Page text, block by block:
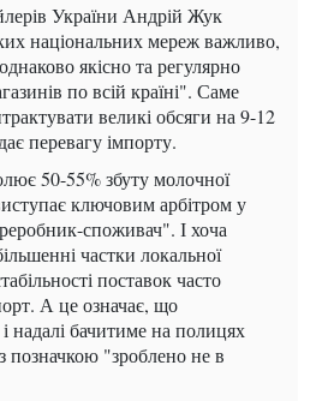
України Андрій Жук
національних мереж важливо,
якісно та регулярно
по всій країні". Саме
великі обсяги на 9-12
перевагу імпорту.
50-55% збуту молочної
ключовим арбітром у
споживач". І хоча
частки локальної
поставок часто
А це означає, що
надалі бачитиме на полицях
позначкою "зроблено не в